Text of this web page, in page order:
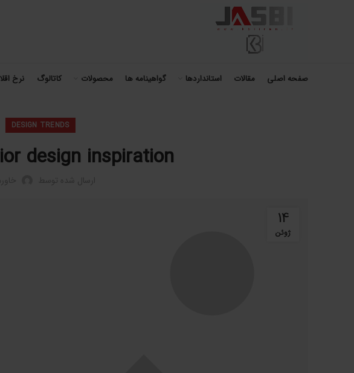
صفحه اصلی مقالات استانداردها گواهینامه ها محصولات کاتالوگ نرخ
DESIGN TRENDS
design inspiration
14
ژوئن